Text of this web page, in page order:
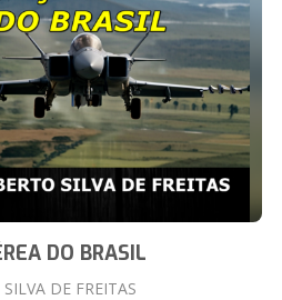
DO BRASIL
DE FREITAS